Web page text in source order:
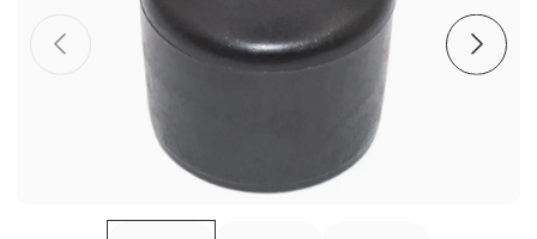
Пластиковые столешницы для школьных парт
Комплектующие для мебели